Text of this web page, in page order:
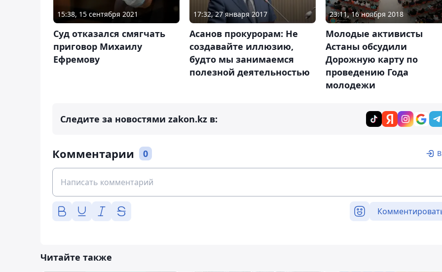
15:38, 15 сентября 2021
Суд отказался смягчать
приговор Михаилу
Ефремову
17:32, 27 января 2017
Асанов прокурорам: Не
создавайте иллюзию,
будто мы занимаемся
полезной деятельностью
23:11, 16 ноября 2018
Молодые активисты
Астаны обсудили
Дорожную карту по
проведению Года
молодежи
Следите за новостями zakon.kz в:
Комментарии 0
Читайте также